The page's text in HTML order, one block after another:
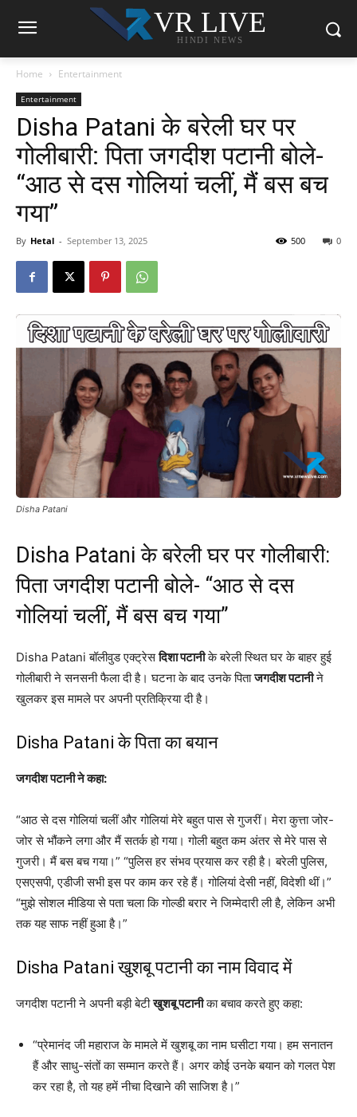
VR LIVE
HINDI NEWS
Home Entertainment
Entertainment
Disha Patani के बरेली घर पर
गोलीबारी: पिता जगदीश पटानी बोले-
“आठ से दस गोलियां चलीं, मैं बस बच
गया”
By Hetal - September 13, 2025 0
500
Disha Patani
Disha Patani के बरेली घर पर गोलीबारी:
पिता जगदीश पटानी बोले- “आठ से दस
गोलियां चलीं, मैं बस बच गया”
Disha Patani बॉलीवुड एक्ट्रेसदिशा पटानीके बरेली स्थित घर के बाहर हुई
गोलीबारी ने सनसनी फैला दी है। घटना के बाद उनके पिताजगदीश पटानीने
खुलकर इस मामले पर अपनी प्रतिक्रिया दी है।
Disha Patani के पिता का बयान
जगदीश पटानी ने कहा:
“आठ से दस गोलियां चलीं और गोलियां मेरे बहुत पास से गुजरीं। मेरा कुत्ता जोर-
जोर से भौंकने लगा और मैं सतर्क हो गया। गोली बहुत कम अंतर से मेरे पास से
गुजरी। मैं बस बच गया।” “पुलिस हर संभव प्रयास कर रही है। बरेली पुलिस,
एसएसपी, एडीजी सभी इस पर काम कर रहे हैं। गोलियां देसी नहीं, विदेशी थीं।”
“मुझे सोशल मीडिया से पता चला कि गोल्डी बरार ने जिम्मेदारी ली है, लेकिन अभी
तक यह साफ नहीं हुआ है।”
Disha Patani खुशबू पटानी का नाम विवाद में
जगदीश पटानी ने अपनी बड़ी बेटीखुशबू पटानीका बचाव करते हुए कहा:
“प्रेमानंद जी महाराज के मामले में खुशबू का नाम घसीटा गया। हम सनातन
हैं और साधु-संतों का सम्मान करते हैं। अगर कोई उनके बयान को गलत पेश
कर रहा है, तो यह हमें नीचा दिखाने की साजिश है।”